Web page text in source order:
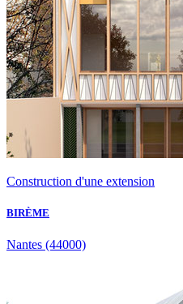
Construction d'une extension
BIRÈME
Nantes (44000)